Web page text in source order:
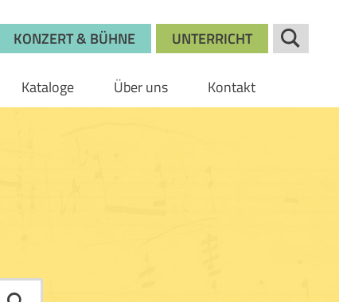
KONZERT & BÜHNE UNTERRICHT
Kataloge Über uns Kontakt